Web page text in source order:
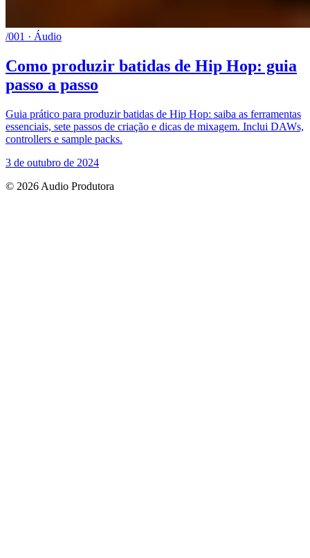
/001 · Áudio
Como produzir batidas de Hip Hop: guia
passo a passo
Guia prático para produzir batidas de Hip Hop: saiba as ferramentas
essenciais, sete passos de criação e dicas de mixagem. Inclui DAWs,
controllers e sample packs.
3 de outubro de 2024
© 2026 Audio Produtora